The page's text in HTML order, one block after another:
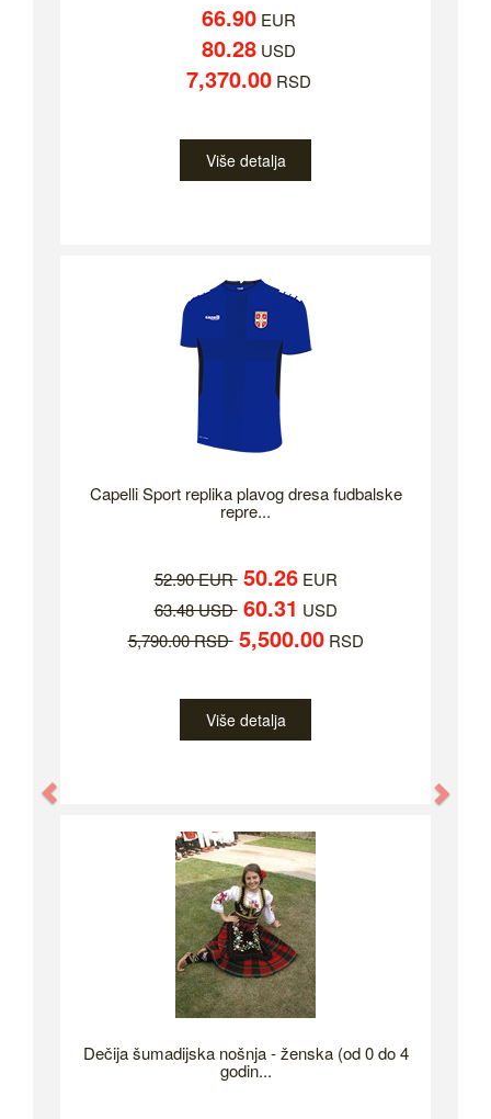
66.90EUR
80.28USD
7,370.00RSD
Više detalja
Capelli Sport replika plavog dresa fudbalske
repre...
52.90 EUR 50.26EUR
63.48 USD 60.31 USD
5,790.00 RSD 5,500.00RSD
Više detalja
Dečija šumadijska nošnja - ženska (od 0 do 4
godin...